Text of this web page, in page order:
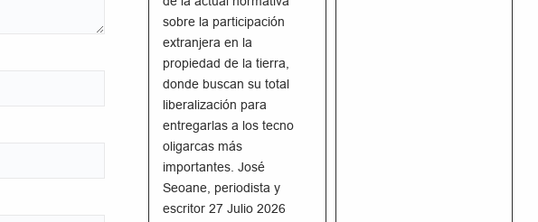
sobre la participación
extranjera en la
propiedad de la tierra,
donde buscan su total
liberalización para
entregarlas a los tecno
oligarcas más
importantes. José
Seoane, periodista y
escritor 27 Julio 2026